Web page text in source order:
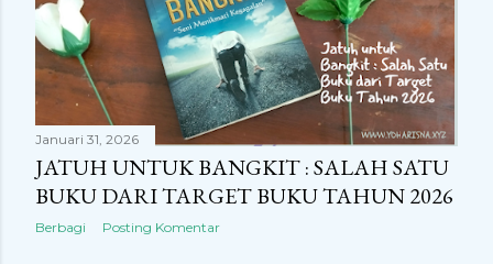
n
g
a
n
Januari 31, 2026
JATUH UNTUK BANGKIT : SALAH SATU
BUKU DARI TARGET BUKU TAHUN 2026
Berbagi Posting Komentar